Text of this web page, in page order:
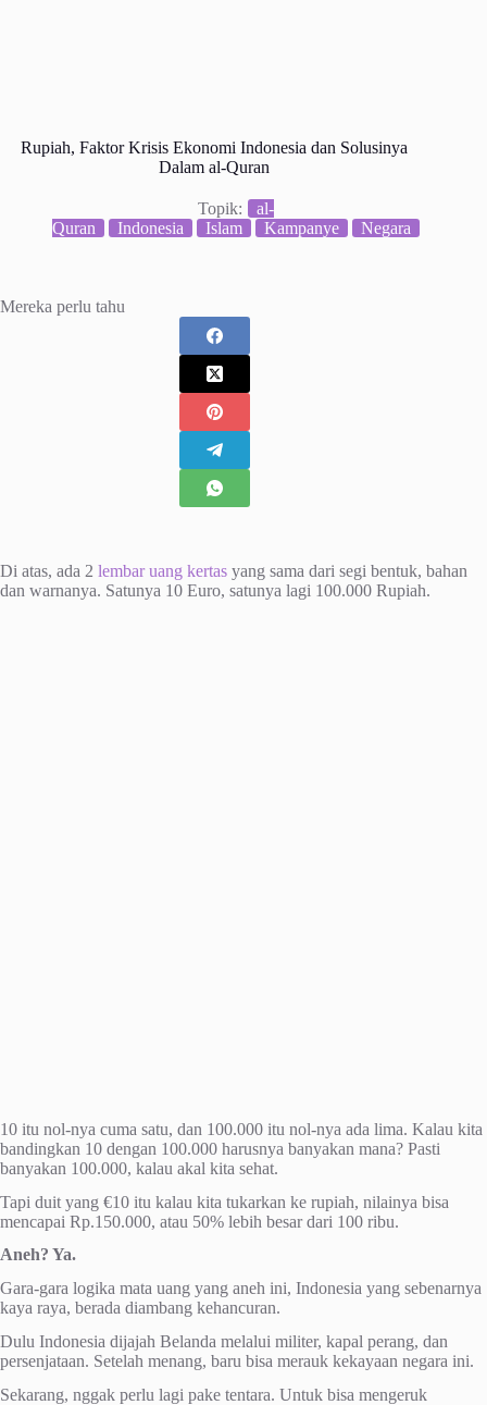
Rupiah, Faktor Krisis Ekonomi Indonesia dan Solusinya
Dalam al-Quran
Topik:
al-
Quran
Indonesia Islam Kampanye Negara
Mereka perlu tahu
Di atas, ada 2 lembar uang kertas yang sama dari segi bentuk, bahan
dan warnanya. Satunya 10 Euro, satunya lagi 100.000 Rupiah.
10 itu nol-nya cuma satu, dan 100.000 itu nol-nya ada lima. Kalau kita
bandingkan 10 dengan 100.000 harusnya banyakan mana? Pasti
banyakan 100.000, kalau akal kita sehat.
Tapi duit yang €10 itu kalau kita tukarkan ke rupiah, nilainya bisa
mencapai Rp.150.000, atau 50% lebih besar dari 100 ribu.
Aneh? Ya.
Gara-gara logika mata uang yang aneh ini, Indonesia yang sebenarnya
kaya raya, berada diambang kehancuran.
Dulu Indonesia dijajah Belanda melalui militer, kapal perang, dan
persenjataan. Setelah menang, baru bisa merauk kekayaan negara ini.
Sekarang, nggak perlu lagi pake tentara. Untuk bisa mengeruk